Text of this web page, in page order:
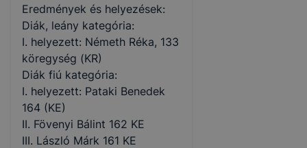
Eredmények és helyezések:
Diák, leány kategória:
I. helyezett: Németh Réka, 133
köregység (KR)
Diák fiú kategória:
I. helyezett: Pataki Benedek
164 (KE)
II. Fövenyi Bálint 162 KE
III. László Márk 161 KE